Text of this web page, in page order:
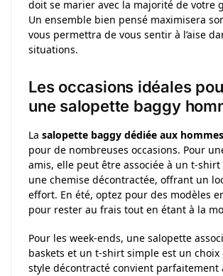
doit se marier avec la majorité de votre
Un ensemble bien pensé maximisera
vous permettra de vous sentir à l’aise
situations.
Les occasions idéales
une salopette baggy
La salopette baggy dédiée aux hommes
pour de nombreuses occasions. Pour
amis, elle peut être associée à un t-
une chemise décontractée, offrant un
effort. En été, optez pour des modèles
pour rester au frais tout en étant à la
Pour les week-ends, une salopette
baskets et un t-shirt simple est un choix
style décontracté convient parfaitement